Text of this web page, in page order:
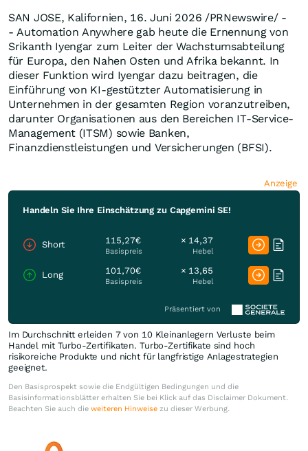
SAN JOSE, Kalifornien, 16. Juni 2026 /PRNewswire/ -
- Automation Anywhere gab heute die Ernennung von
Srikanth Iyengar zum Leiter der Wachstumsabteilung
für Europa, den Nahen Osten und Afrika bekannt. In
dieser Funktion wird Iyengar dazu beitragen, die
Einführung von KI-gestützter Automatisierung in
Unternehmen in der gesamten Region voranzutreiben,
darunter Organisationen aus den Bereichen IT-Service-
Management (ITSM) sowie Banken,
Finanzdienstleistungen und Versicherungen (BFSI).
Anzeige
Handeln Sie Ihre Einschätzung zu Capgemini SE!
Short 115,27€
Basispreis
× 14,37
Hebel
Long 101,70€
Basispreis
× 13,65
Hebel
Präsentiert von
Im Durchschnitt erleiden 7 von 10 Kleinanlegern Verluste beim
Handel mit Turbo-Zertifikaten. Turbo-Zertifikate sind hoch
risikoreiche Produkte und nicht für langfristige Anlagestrategien
geeignet.
Den Basisprospekt sowie die Endgültigen Bedingungen und die
Basisinformationsblätter erhalten Sie bei Klick auf das Disclaimer Dokument.
Beachten Sie auch die weiteren Hinweise zu dieser Werbung.